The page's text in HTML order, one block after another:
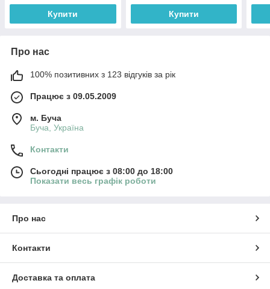
Купити Купити
Про нас
100% позитивних з 123 відгуків за рік
Працює з 09.05.2009
м. Буча
Буча, Україна
Контакти
Сьогодні працює з 08:00 до 18:00
Показати весь графік роботи
Про нас
Контакти
Доставка та оплата